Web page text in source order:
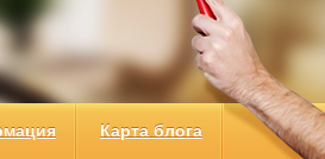
Карта блога